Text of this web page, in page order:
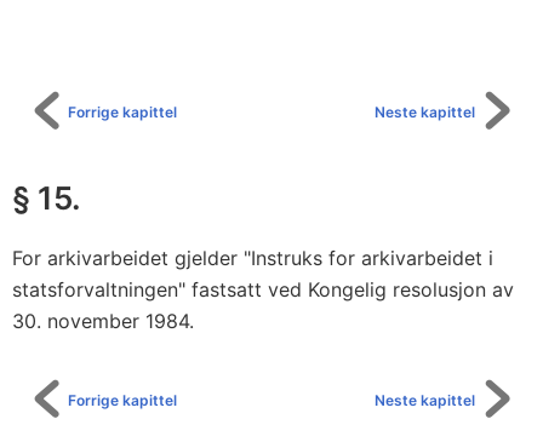
Neste kapittel
Forrige kapittel
§ 15.
For arkivarbeidet gjelder "Instruks for arkivarbeidet i
statsforvaltningen" fastsatt ved Kongelig resolusjon av
30. november 1984.
Neste kapittel
Forrige kapittel